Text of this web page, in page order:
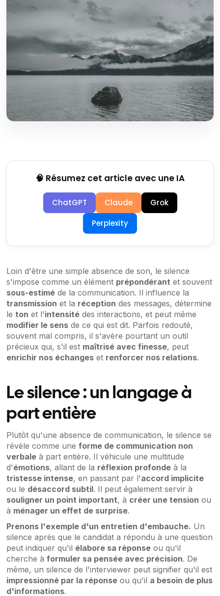
🧠 Résumez cet article avec une IA
ChatGPT Claude
Grok
Perplexity
Loin d'être une simple absence de son, le silence
s'impose comme un élément prépondérant et souvent
sous-estimé de la communication. Il influence la
transmission et la réception des messages, détermine
leton et l'intensité des interactions, et peut même
modifier le sens de ce qui est dit. Parfois redouté,
souvent mal compris, il s'avère pourtant un outil
précieux qui, s'il est maîtrisé avec finesse, peut
enrichir nos échanges et renforcer nos relations.
Le silence : un langage à
part entière
Plutôt qu'une absence de communication, le silence se
révèle comme uneforme de communication non
verbale à part entière. Il véhicule une multitude
d'émotions, allant de la réflexion profonde à la
tristesse intense, en passant par l'accord implicite
ou le désaccord subtil. Il peut également servir à
souligner un point important, à créer une tension ou
à ménager un effet de surprise.
Prenons l'exemple d'un entretien d'embauche. Un
silence après que le candidat a répondu à une question
peut indiquer qu'il élabore sa réponse ou qu'il
cherche àformuler sa pensée avec précision. De
même, un silence de l'interviewer peut signifier qu'il est
impressionné par la réponse ou qu'il a besoin de plus
d'informations.